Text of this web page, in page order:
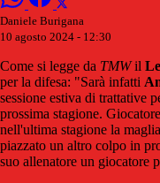
Daniele Burigana
10 agosto 2024 - 12:30
Come si legge da TMWil
per la difesa: "Sarà infatti
sessione estiva di trattative
prossima stagione.
nell'ultima stagione la
piazzato un altro colpo in
suo allenatore un giocatore